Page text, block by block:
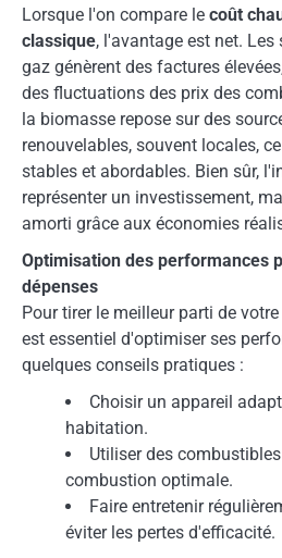
Lorsque l'on compare le coût
classique, l'avantage est net.
gaz génèrent des factures
des fluctuations des prix des
la biomasse repose sur des
renouvelables, souvent locales,
stables et abordables. Bien sûr,
représenter un investissement,
amorti grâce aux économies
Optimisation des performances
dépenses
Pour tirer le meilleur parti de
est essentiel d'optimiser ses
quelques conseils pratiques :
Choisir un appareil
habitation.
Utiliser des
combustion optimale.
Faire entretenir
éviter les pertes d'efficacité.